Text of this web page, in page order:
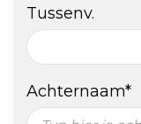
Tussenv.
Achternaam*